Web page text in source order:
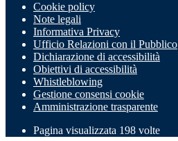
Cookie policy
Note legali
Informativa Privacy
Ufficio Relazioni con il Pubblico
Dichiarazione di accessibilità
Obiettivi di accessibilità
Whistleblowing
Gestione consensi cookie
Amministrazione trasparente
Pagina visualizzata 198 volte